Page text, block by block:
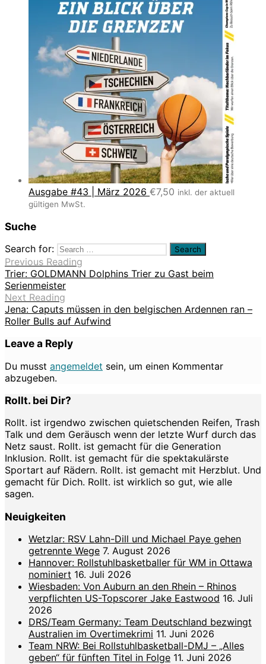
Ausgabe #43 | März 2026 €7,50 inkl. der aktuell
gültigen MwSt.
Suche
Search for:
Previous Reading
Trier: GOLDMANN Dolphins Trier zu Gast beim
Serienmeister
Next Reading
Jena: Caputs müssen in den belgischen Ardennen ran –
Roller Bulls auf Aufwind
Leave a Reply
Du musst angemeldet sein, um einen Kommentar
abzugeben.
Rollt. bei Dir?
Rollt. ist irgendwo zwischen quietschenden Reifen, Trash
Talk und dem Geräusch wenn der letzte Wurf durch das
Netz saust. Rollt. ist gemacht für die Generation
Inklusion. Rollt. ist gemacht für die spektakulärste
Sportart auf Rädern. Rollt. ist gemacht mit Herzblut. Und
gemacht für Dich. Rollt. ist wirklich so gut, wie alle
sagen.
Neuigkeiten
Wetzlar: RSV Lahn-Dill und Michael Paye gehen
getrennte Wege 7. August 2026
Hannover: Rollstuhlbasketballer für WM in Ottawa
nominiert 16. Juli 2026
Wiesbaden: Von Auburn an den Rhein – Rhinos
verpflichten US-Topscorer Jake Eastwood 16. Juli
2026
DRS/Team Germany: Team Deutschland bezwingt
Australien im Overtimekrimi 11. Juni 2026
Team NRW: Bei Rollstuhlbasketball-DMJ – „Alles
geben“ für fünften Titel in Folge 11. Juni 2026